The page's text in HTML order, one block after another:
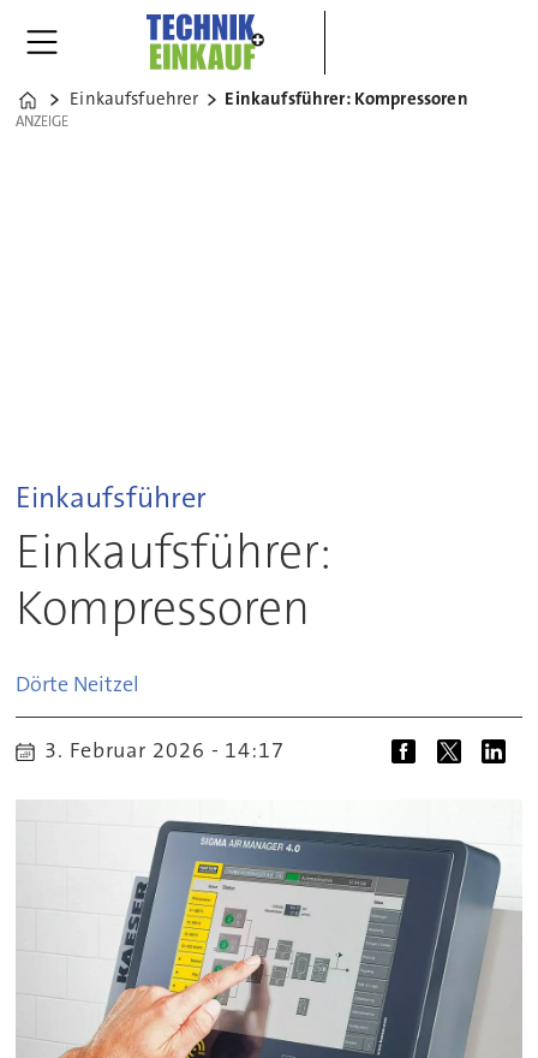
Home
Einkaufsfuehrer Einkaufsführer: Kompressoren
ANZEIGE
ANZEIGE
Einkaufsführer
Einkaufsführer:
Kompressoren
Dörte Neitzel
3. Februar 2026 - 14:17